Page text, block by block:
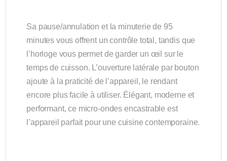
Sa pause/annulation et la minuterie de 95
minutes vous offrent un contrôle total, tandis que
l’horloge vous permet de garder un œil sur le
temps de cuisson. L’ouverture latérale par bouton
ajoute à la praticité de l’appareil, le rendant
encore plus facile à utiliser. Élégant, moderne et
performant, ce micro-ondes encastrable est
l’appareil parfait pour une cuisine contemporaine.